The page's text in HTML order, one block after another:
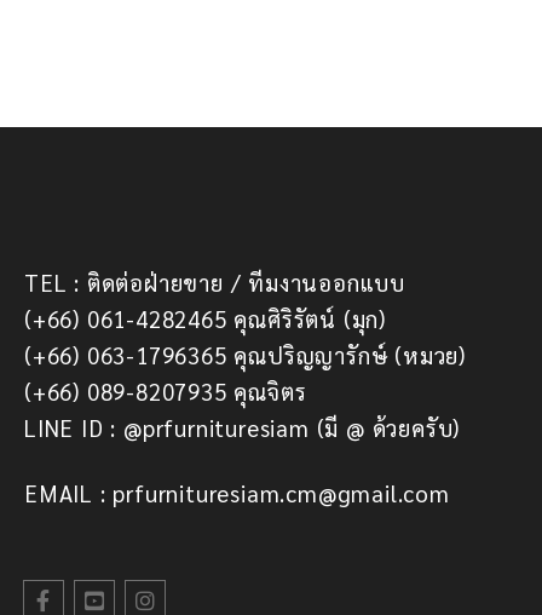
TEL : ติดต่อฝ่ายขาย / ทีมงานออกแบบ
(+66) 061-4282465 คุณศิริรัตน์ (มุก)
(+66) 063-1796365 คุณปริญญารักษ์ (หมวย)
(+66) 089-8207935 คุณจิตร
LINE ID : @prfurnituresiam (มี @ ด้วยครับ)
EMAIL : prfurnituresiam.cm@gmail.com